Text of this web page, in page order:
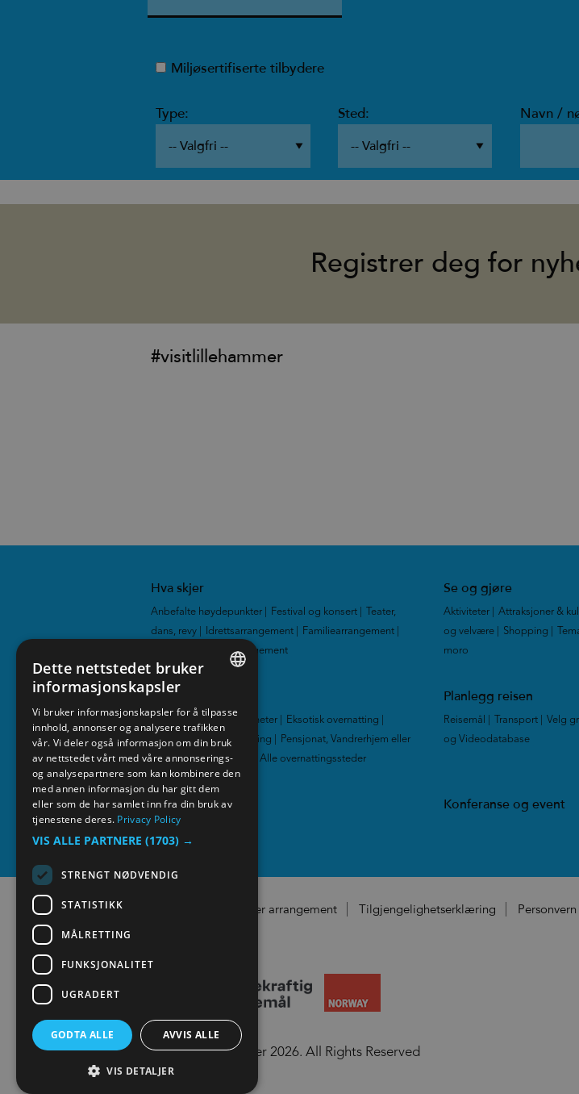
Miljøsertifiserte tilbydere
Type: Sted: Navn /
Registrer deg for
#visitlillehammer
Hva skjer
Anbefalte høydepunkter Festival og konsert
Teater,
dans, revy
Idrettsarrangement Familiearrangement
Alle arrangement
Se og gjøre
Aktiviteter Attraksjoner &
og velvære
Shopping
moro
Overnatting
Hotell Hytter og leiligheter Eksotisk overnatting
Familievennlig overnatting
Pensjonat, Vandrerhjem eller
Gårdsferie| Camping Alle overnattingssteder
Planlegg reisen
Reisemål Transport Velg
og Videodatabase
Media Konferanse og event
Registrer arrangement Tilgjengelighetserklæring
© Visit Lillehammer 2026. All Rights Reserved
NORWEGIAN
GERMAN
Dette nettstedet bruker
informasjonskapsler
Vi bruker informasjonskapsler for å tilpasse
innhold, annonser og analysere trafikken
vår. Vi deler også informasjon om din bruk
av nettstedet vårt med våre annonserings-
og analysepartnere som kan kombinere den
med annen informasjon du har gitt dem
eller som de har samlet inn fra din bruk av
tjenestene deres. Privacy Policy
VIS ALLE PARTNERE (1703) →
STRENGT NØDVENDIG
STATISTIKK
MÅLRETTING
FUNKSJONALITET
UGRADERT
GODTA ALLE AVVIS ALLE
VIS DETALJER